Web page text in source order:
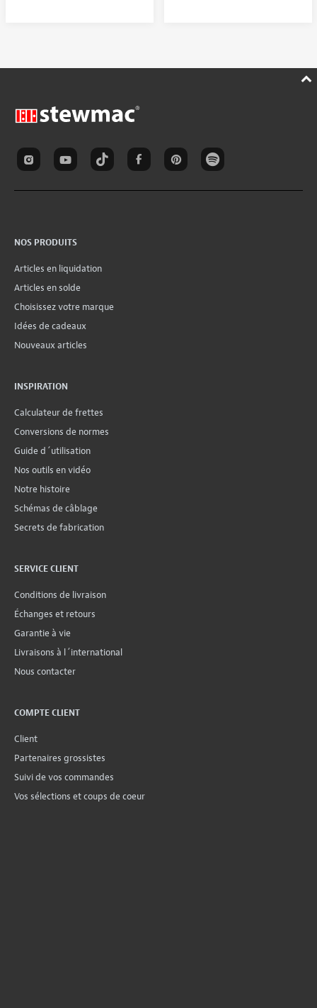
NOS PRODUITS
Articles en liquidation
Articles en solde
Choisissez votre marque
Idées de cadeaux
Nouveaux articles
INSPIRATION
Calculateur de frettes
Conversions de normes
Guide d´utilisation
Nos outils en vidéo
Notre histoire
Schémas de câblage
Secrets de fabrication
SERVICE CLIENT
Conditions de livraison
Échanges et retours
Garantie à vie
Livraisons à l´international
Nous contacter
COMPTE CLIENT
Client
Partenaires grossistes
Suivi de vos commandes
Vos sélections et coups de coeur